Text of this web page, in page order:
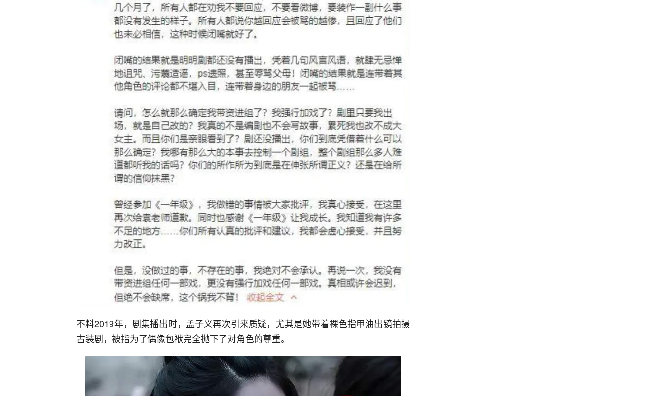
不料2019年，剧集播出时，孟子义再次引来质疑，尤其是她带着裸色指甲油出镜拍摄
古装剧，被指为了偶像包袱完全抛下了对角色的尊重。